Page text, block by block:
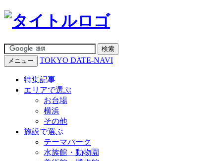
メニュー TOKYO DATE-NAVI
特集記事
エリアで選ぶ
お台場
横浜
その他
施設で選ぶ
テーマパーク
水族館・動物園